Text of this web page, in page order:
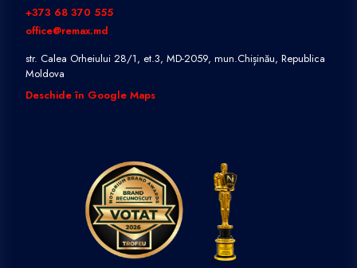
+373 68 370 555
office@remax.md
str. Calea Orheiului 28/1, et.3, MD-2059, mun.Chișinău, Republica
Moldova
Deschide în Google Maps